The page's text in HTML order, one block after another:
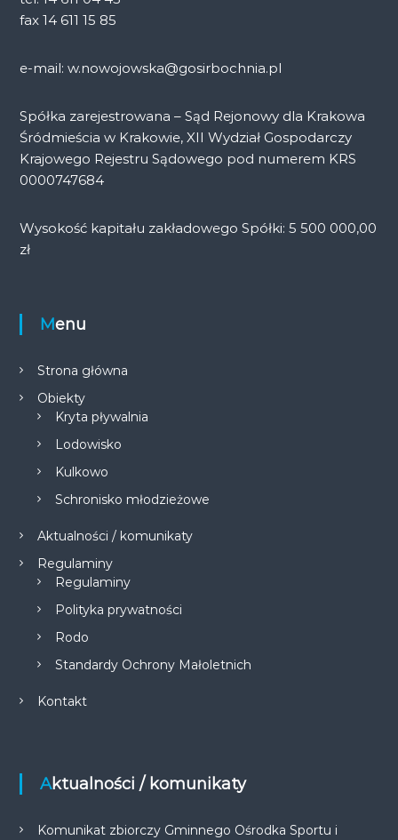
fax 14 611 15 85
e-mail: w.nowojowska@gosirbochnia.pl
Spółka zarejestrowana – Sąd Rejonowy dla Krakowa
Śródmieścia w Krakowie, XII Wydział Gospodarczy
Krajowego Rejestru Sądowego pod numerem KRS
0000747684
Wysokość kapitału zakładowego Spółki: 5 500 000,00
zł
Menu
Strona główna
Obiekty
Kryta pływalnia
Lodowisko
Kulkowo
Schronisko młodzieżowe
Aktualności / komunikaty
Regulaminy
Regulaminy
Polityka prywatności
Rodo
Standardy Ochrony Małoletnich
Kontakt
Aktualności / komunikaty
Komunikat zbiorczy Gminnego Ośrodka Sportu i